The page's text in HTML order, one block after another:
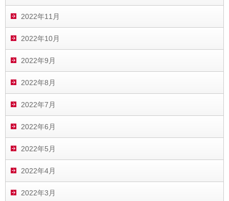
2022年11月
2022年10月
2022年9月
2022年8月
2022年7月
2022年6月
2022年5月
2022年4月
2022年3月